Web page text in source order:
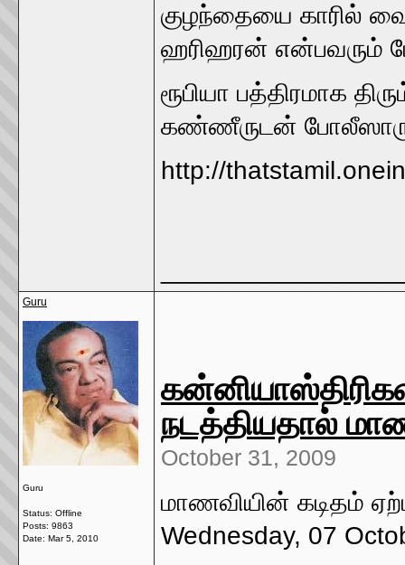
குழந்தையை காரில்
ஹரிஹரன் என்பவரும்
ரூபியா பத்திரமாக
கண்ணீருடன்
http://
Guru
Guru
Status: Offline
Posts: 9863
Date: Mar 5, 2010
நடத்தியதால்
October 31, 2009
மாணவியின் கடிதம்
Wednesday, 07